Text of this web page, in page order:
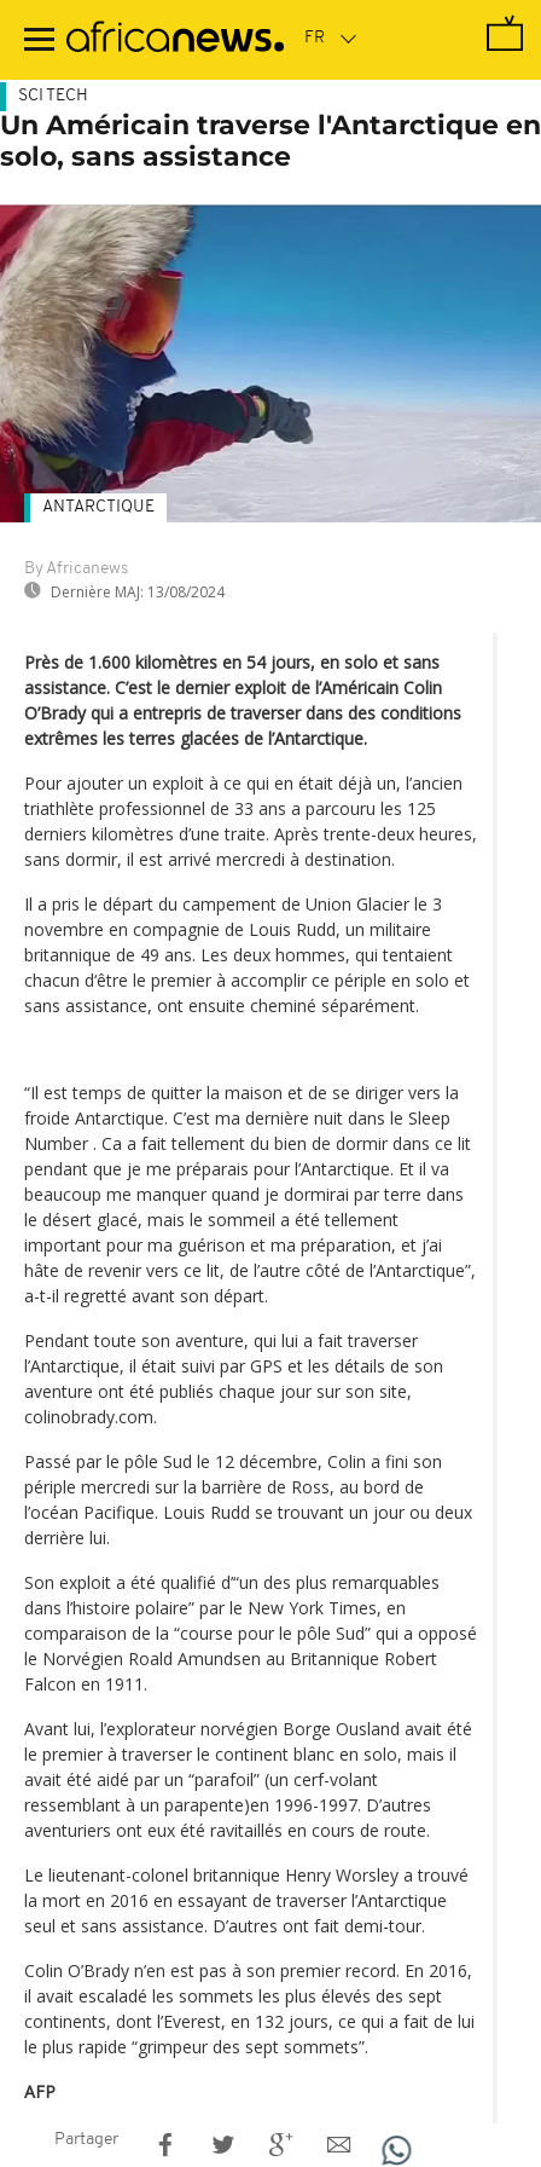
contenu
SCI TECH
Un Américain traverse l'Antarctique en
solo, sans assistance
By Africanews
Dernière MAJ: 13/08/2024
ANTARCTIQUE
Près de 1.600 kilomètres en 54 jours, en solo et sans
assistance. C’est le dernier exploit de l’Américain Colin
O’Brady qui a entrepris de traverser dans des conditions
extrêmes les terres glacées de l’Antarctique.
Pour ajouter un exploit à ce qui en était déjà un, l’ancien
triathlète professionnel de 33 ans a parcouru les 125
derniers kilomètres d’une traite. Après trente-deux heures,
sans dormir, il est arrivé mercredi à destination.
Il a pris le départ du campement de Union Glacier le 3
novembre en compagnie de Louis Rudd, un militaire
britannique de 49 ans. Les deux hommes, qui tentaient
chacun d‘être le premier à accomplir ce périple en solo et
sans assistance, ont ensuite cheminé séparément.
“Il est temps de quitter la maison et de se diriger vers la
froide Antarctique. C’est ma dernière nuit dans le Sleep
Number . Ca a fait tellement du bien de dormir dans ce lit
pendant que je me préparais pour l’Antarctique. Et il va
beaucoup me manquer quand je dormirai par terre dans
le désert glacé, mais le sommeil a été tellement
important pour ma guérison et ma préparation, et j’ai
hâte de revenir vers ce lit, de l’autre côté de l’Antarctique”,
a-t-il regretté avant son départ.
Pendant toute son aventure, qui lui a fait traverser
l’Antarctique, il était suivi par GPS et les détails de son
aventure ont été publiés chaque jour sur son site,
colinobrady.com.
Passé par le pôle Sud le 12 décembre, Colin a fini son
périple mercredi sur la barrière de Ross, au bord de
l’océan Pacifique. Louis Rudd se trouvant un jour ou deux
derrière lui.
Son exploit a été qualifié d’“un des plus remarquables
dans l’histoire polaire” par le New York Times, en
comparaison de la “course pour le pôle Sud” qui a opposé
le Norvégien Roald Amundsen au Britannique Robert
Falcon en 1911.
Avant lui, l’explorateur norvégien Borge Ousland avait été
le premier à traverser le continent blanc en solo, mais il
avait été aidé par un “parafoil” (un cerf-volant
ressemblant à un parapente)en 1996-1997. D’autres
aventuriers ont eux été ravitaillés en cours de route.
Le lieutenant-colonel britannique Henry Worsley a trouvé
la mort en 2016 en essayant de traverser l’Antarctique
seul et sans assistance. D’autres ont fait demi-tour.
Colin O’Brady n’en est pas à son premier record. En 2016,
il avait escaladé les sommets les plus élevés des sept
continents, dont l’Everest, en 132 jours, ce qui a fait de lui
le plus rapide “grimpeur des sept sommets”.
AFP
Partager